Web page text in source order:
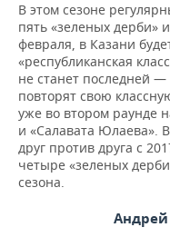
В этом сезоне
пять «зеленых дерби»
февраля, в Казани
«республиканская
не станет последней
повторят свою
уже во втором раунде
и «Салавата Юлаева».
друг против друга с
четыре «зеленых
сезона.
Андрей